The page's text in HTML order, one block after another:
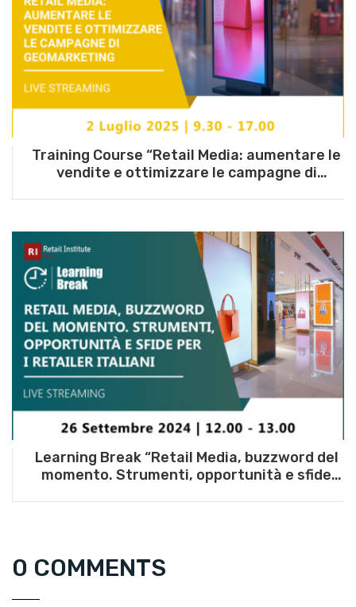
Training Course “Retail Media: aumentare le
vendite e ottimizzare le campagne di
Learning Break “Retail Media, buzzword del
momento. Strumenti, opportunità e sfide
0 COMMENTS